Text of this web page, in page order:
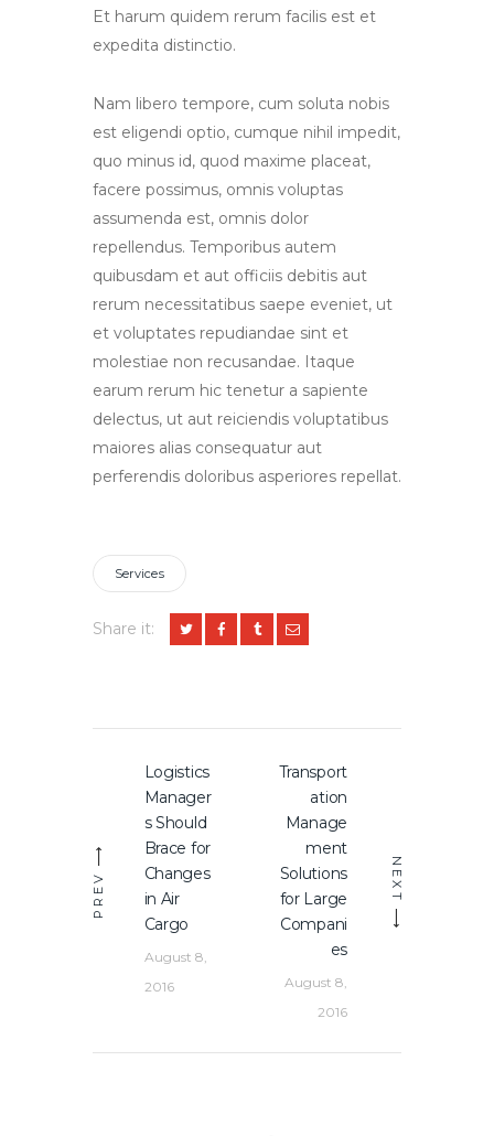
Et harum quidem rerum facilis est et
expedita distinctio.
Nam libero tempore, cum soluta nobis
est eligendi optio, cumque nihil impedit,
quo minus id, quod maxime placeat,
facere possimus, omnis voluptas
assumenda est, omnis dolor
repellendus. Temporibus autem
quibusdam et aut officiis debitis aut
rerum necessitatibus saepe eveniet, ut
et voluptates repudiandae sint et
molestiae non recusandae. Itaque
earum rerum hic tenetur a sapiente
delectus, ut aut reiciendis voluptatibus
maiores alias consequatur aut
perferendis doloribus asperiores repellat.
Services
Share it:
navigation
PREV
Previous
post:
Logistics
Manager
s Should
Brace for
Changes
in Air
Cargo
August 8,
2016
NEXT
Transport
ation
Manage
ment
Solutions
for Large
Compani
es
August 8,
2016